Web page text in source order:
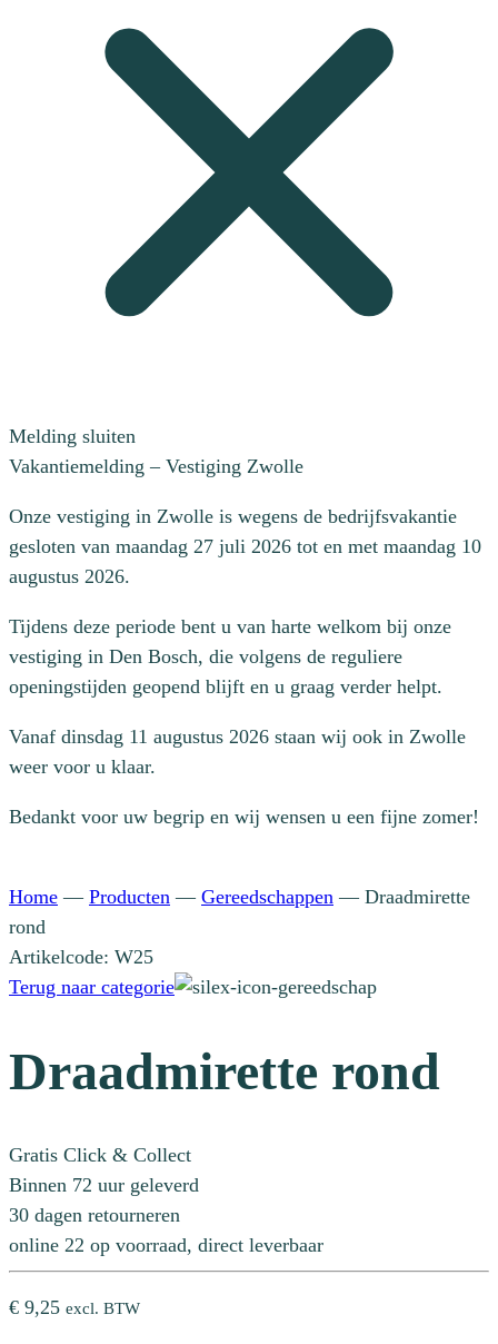
Melding sluiten
Vakantiemelding – Vestiging Zwolle
Onze vestiging in Zwolle is wegens de bedrijfsvakantie
gesloten van maandag 27 juli 2026 tot en met maandag 10
augustus 2026.
Tijdens deze periode bent u van harte welkom bij onze
vestiging in Den Bosch, die volgens de reguliere
openingstijden geopend blijft en u graag verder helpt.
Vanaf dinsdag 11 augustus 2026 staan wij ook in Zwolle
weer voor u klaar.
Bedankt voor uw begrip en wij wensen u een fijne zomer!
Home — Producten — Gereedschappen — Draadmirette
rond
Artikelcode: W25
Terug naar categorie
Draadmirette rond
Gratis Click & Collect
Binnen 72 uur geleverd
30 dagen retourneren
online 22 op voorraad, direct leverbaar
€ 9,25 excl. BTW